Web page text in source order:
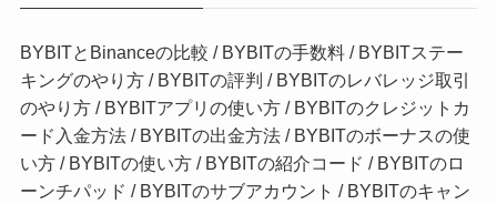
BYBITとBinanceの比較 / BYBITの手数料/ BYBITステー
キングのやり方/ BYBITの評判 / BYBITのレバレッジ取引
のやり方/ BYBITアプリの使い方/ BYBITのクレジットカ
ード入金方法/ BYBITの出金方法/ BYBITのボーナスの使
い方/ BYBITの使い方/ BYBITの紹介コード / BYBITのロ
ーンチパッド / BYBITのサブアカウント / BYBITのキャン